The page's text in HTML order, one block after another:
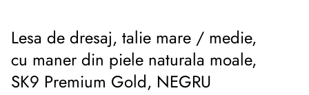
Lesa de dresaj, talie mare / medie,
cu maner din piele naturala moale,
SK9 Premium Gold, NEGRU